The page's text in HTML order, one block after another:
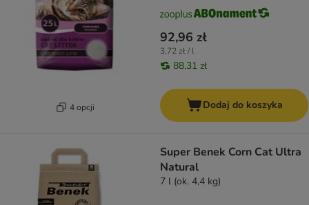
4 opcji
92,96 zł
3,72 zł / l
88,31 zł
Dodaj do koszyka
Super Benek Corn Cat Ultra
Natural
7 l (ok. 4,4 kg)